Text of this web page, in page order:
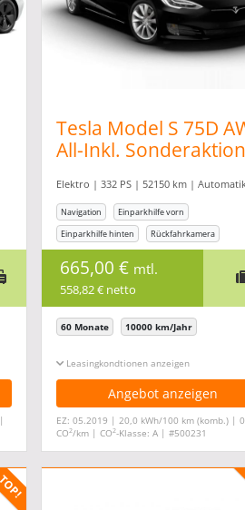
Tesla Model S 75D
All-Inkl. Sonderaktion
Elektro | 332 PS | 52150 km |
Navigation
Einparkhilfe vorn
Einparkhilfe hinten
Rückfahrkamera
665,00 € mtl.
558,82 € netto
60 Monate 10000 km/Jahr
Leasingkonditionen ein-/ausblenden
Angebot anzeigen
EZ: 05.2019 | 20,0 kWh/100 km (komb.) |
CO2/km | CO2-Klasse: A | #500231